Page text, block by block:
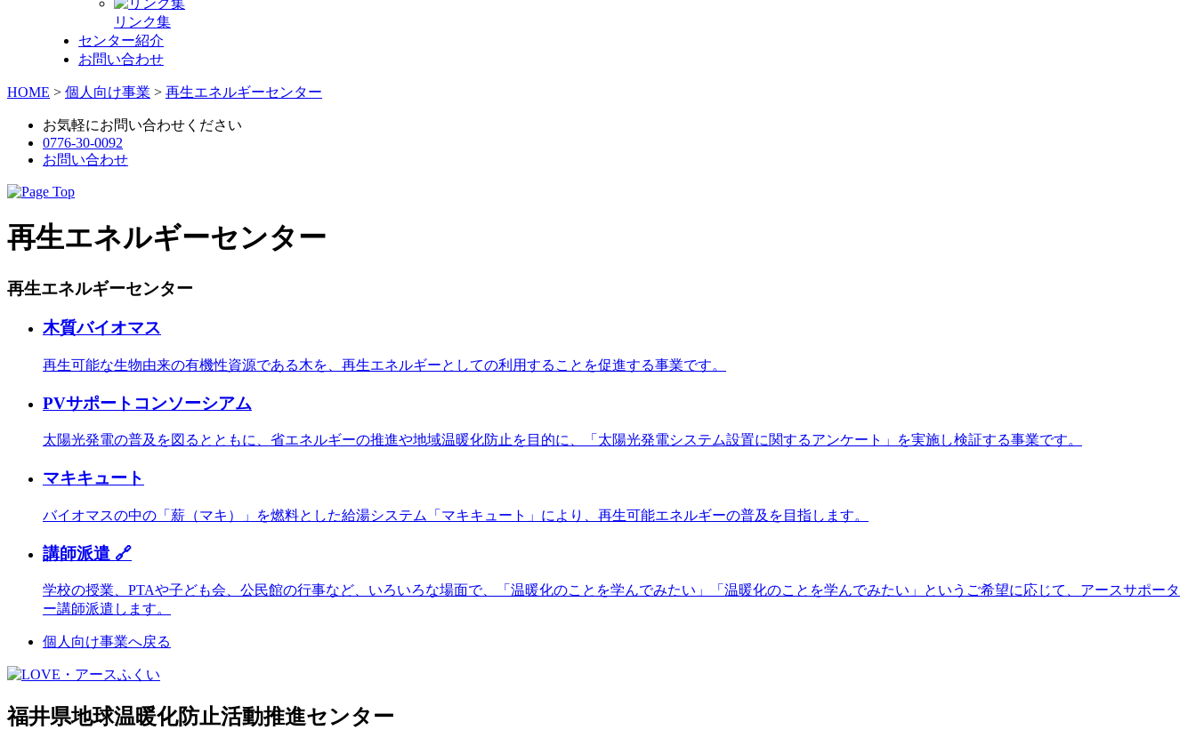
リンク集
センター紹介
お問い合わせ
HOME > 個人向け事業 > 再生エネルギーセンター
お気軽にお問い合わせください
0776-30-0092
お問い合わせ
再生エネルギーセンター
再生エネルギーセンター
木質バイオマス
再生可能な生物由来の有機性資源である木を、再生エネルギーとしての利用することを促進する事業です。
PVサポートコンソーシアム
太陽光発電の普及を図るとともに、省エネルギーの推進や地域温暖化防止を目的に、「太陽光発電システム設置に関するアンケート」を実施し検証する事業です。
マキキュート
バイオマスの中の「薪（マキ）」を燃料とした給湯システム「マキキュート」により、再生可能エネルギーの普及を目指します。
講師派遣 🔗
学校の授業、PTAや子ども会、公民館の行事など、いろいろな場面で、「温暖化のことを学んでみたい」「温暖化のことを学んでみたい」というご希望に応じて、アースサポータ
ー講師派遣します。
個人向け事業へ戻る
福井県地球温暖化防止活動推進センター